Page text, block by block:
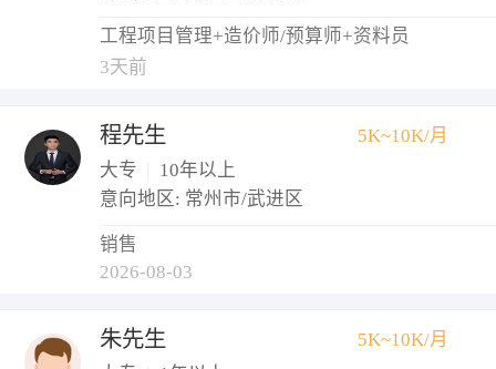
工程项目管理+造价师/预算师+资料员
3天前
程先生
5K~10K/月
大专
10年以上
意向地区: 常州市/武进区
销售
2026-08-03
朱先生
5K~10K/月